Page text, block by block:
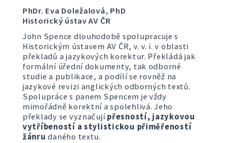
PhDr. Eva Doležalová, PhD
Historický ústav AV ČR
John Spence dlouhodobě spolupracuje s
Historickým ústavem AV ČR, v. v. i. v oblasti
překladů a jazykových korektur. Překládá jak
formální úřední dokumenty, tak odborné
studie a publikace, a podílí se rovněž na
jazykové revizi anglických odborných textů.
Spolupráce s panem Spencem je vždy
mimořádně korektní a spolehlivá. Jeho
překlady se vyznačujípřesností, jazykovou
vytříbeností a stylistickou přiměřeností
žánru daného textu.